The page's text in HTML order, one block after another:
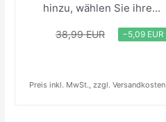
hinzu, wählen Sie ihre...
38,99 EUR −5,09 EUR
Preis inkl. MwSt., zzgl. Versandkosten